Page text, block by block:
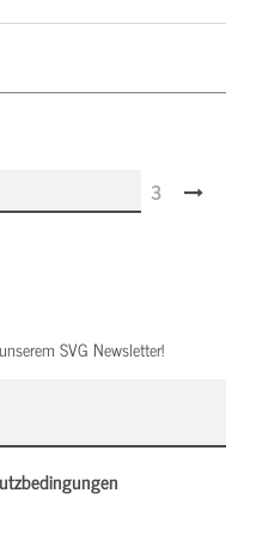
3
SVG Newsletter!